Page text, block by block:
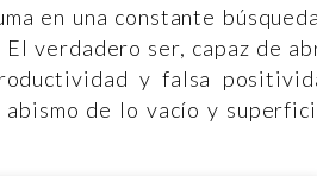
en una constante
verdadero ser, capaz de
y falsa
abismo de lo vacío y